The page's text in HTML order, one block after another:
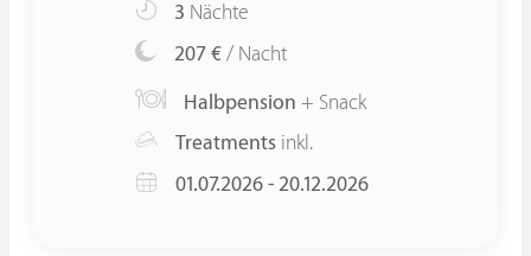
3 Nächte
207 € / Nacht
Halbpension + Snack
Treatments inkl.
01.07.2026 - 20.12.2026